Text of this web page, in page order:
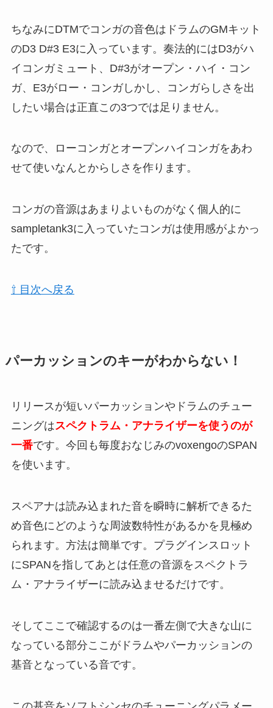
ちなみにDTMでコンガの音色はドラムのGMキット
のD3 D#3 E3に入っています。奏法的にはD3がハ
イコンガミュート、D#3がオープン・ハイ・コン
ガ、E3がロー・コンガしかし、コンガらしさを出
したい場合は正直この3つでは足りません。
なので、ローコンガとオープンハイコンガをあわ
せて使いなんとからしさを作ります。
コンガの音源はあまりよいものがなく個人的に
sampletank3に入っていたコンガは使用感がよかっ
たです。
⇧ 目次へ戻る
パーカッションのキーがわからない！
リリースが短いパーカッションやドラムのチュー
ニングはスペクトラム・アナライザーを使うのが
一番です。今回も毎度おなじみのvoxengoのSPAN
を使います。
スペアナは読み込まれた音を瞬時に解析できるた
め音色にどのような周波数特性があるかを見極め
られます。方法は簡単です。プラグインスロット
にSPANを指してあとは任意の音源をスペクトラ
ム・アナライザーに読み込ませるだけです。
そしてここで確認するのは一番左側で大きな山に
なっている部分ここがドラムやパーカッションの
基音となっている音です。